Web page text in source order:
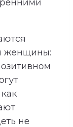
женщины:
не